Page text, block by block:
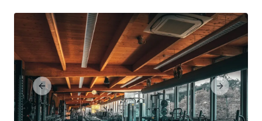
Previous slide Next slide